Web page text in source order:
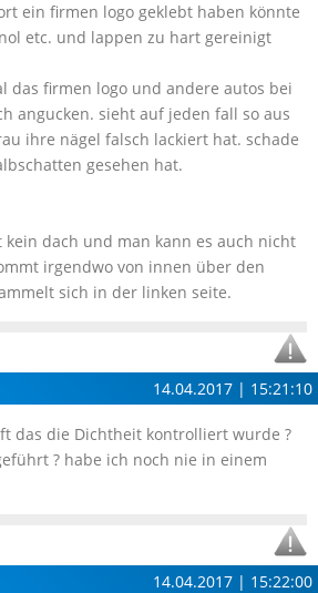
ein firmen logo geklebt haben könnte
etc. und lappen zu hart gereinigt
das firmen logo und andere autos bei
angucken. sieht auf jeden fall so aus
ihre nägel falsch lackiert hat. schade
gesehen hat.
dach und man kann es auch nicht
irgendwo von innen über den
sich in der linken seite.
14.04.2017 | 15:21:10
das die Dichtheit kontrolliert wurde ?
? habe ich noch nie in einem
14.04.2017 | 15:22:00